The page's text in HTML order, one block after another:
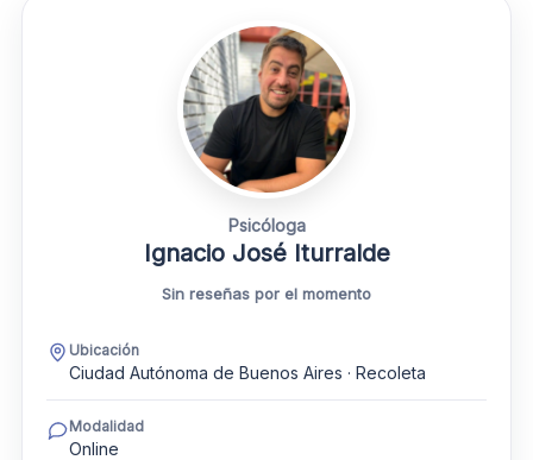
Psicóloga
Ignacio José Iturralde
Sin reseñas por el momento
Ubicación
Ciudad Autónoma de Buenos Aires · Recoleta
Modalidad
Online